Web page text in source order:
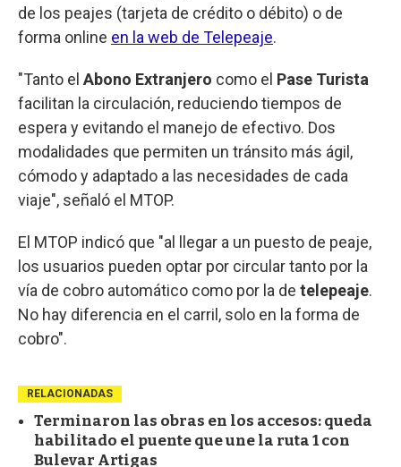
de los peajes (tarjeta de crédito o débito) o de
forma online en la web de Telepeaje.
"Tanto el Abono Extranjero como el Pase Turista
facilitan la circulación, reduciendo tiempos de
espera y evitando el manejo de efectivo. Dos
modalidades que permiten un tránsito más ágil,
cómodo y adaptado a las necesidades de cada
viaje", señaló el MTOP.
El MTOP indicó que "al llegar a un puesto de peaje,
los usuarios pueden optar por circular tanto por la
vía de cobro automático como por la de telepeaje.
No hay diferencia en el carril, solo en la forma de
cobro".
RELACIONADAS
Terminaron las obras en los accesos: queda
habilitado el puente que une la ruta 1 con
Bulevar Artigas